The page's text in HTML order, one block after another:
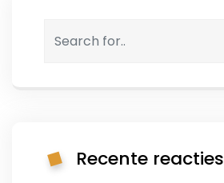
Recente reacties